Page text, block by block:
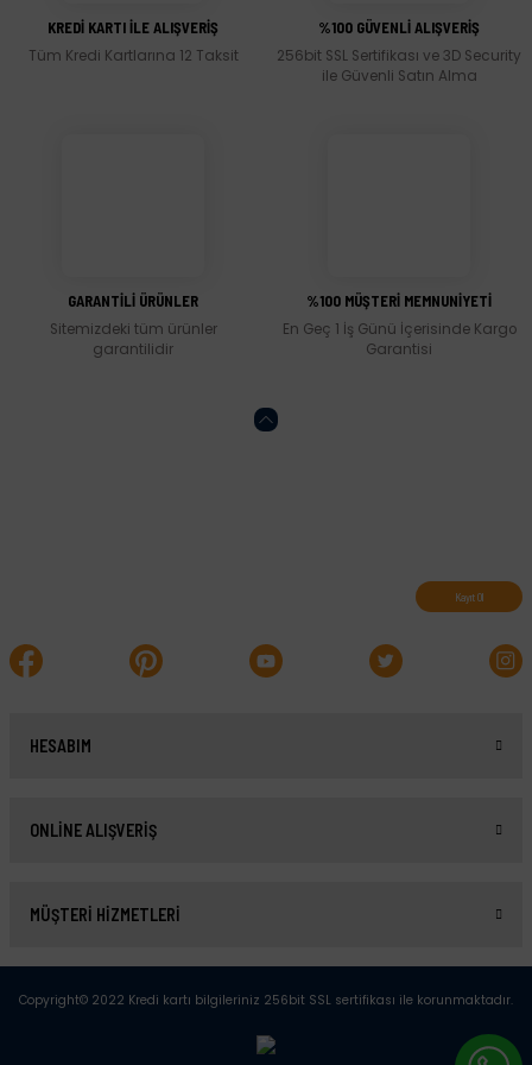
Ürün bilgilerinde hatalar bulunuyor.
Ürün fiyatı diğer sitelerden daha pahalı.
KREDİ KARTI İLE ALIŞVERİŞ
Tüm Kredi Kartlarına 12 Taksit
%100 GÜVENLİ ALIŞVERİŞ
256bit SSL Sertifikası ve 3D Security
ile Güvenli Satın Alma
GARANTİLİ ÜRÜNLER
Sitemizdeki tüm ürünler
garantilidir
%100 MÜŞTERİ MEMNUNİYETİ
En Geç 1 İş Günü İçerisinde Kargo
Garantisi
Kayıt Ol
HESABIM
ONLİNE ALIŞVERİŞ
MÜŞTERİ HİZMETLERİ
Copyright© 2022 Kredi kartı bilgileriniz 256bit SSL sertifikası ile korunmaktadır.